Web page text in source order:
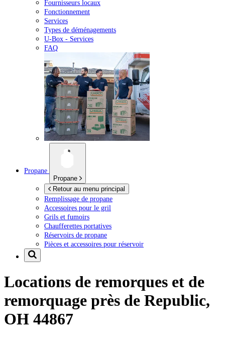
Fournisseurs locaux
Fonctionnement
Services
Types de déménagements
U-Box - Services
FAQ
Propane
Propane
Retour au menu principal
Remplissage de propane
Accessoires pour le gril
Grils et fumoirs
Chaufferettes portatives
Réservoirs de propane
Pièces et accessoires pour réservoir
Locations de remorques et de
remorquage près de Republic,
OH 44867